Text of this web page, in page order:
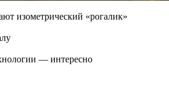
изометрический «рогалик»
— интересно